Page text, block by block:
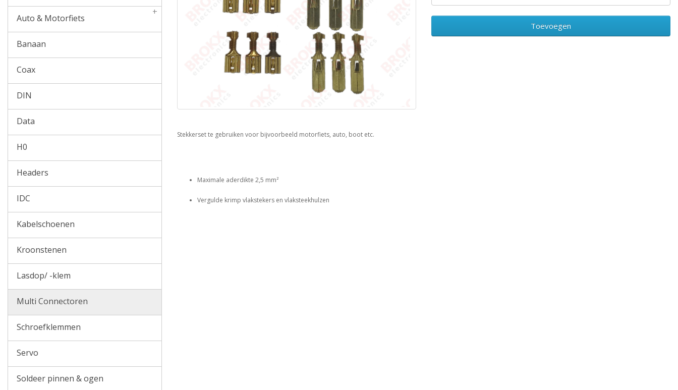
Auto & Motorfiets
+
Banaan
Coax
DIN
Data
H0
Headers
IDC
Kabelschoenen
Kroonstenen
Lasdop/ -klem
Multi Connectoren
Schroefklemmen
Servo
Soldeer pinnen & ogen
Stekkerset te gebruiken voor bijvoorbeeld motorfiets, auto, boot etc.
Maximale aderdikte 2,5 mm²
Vergulde krimp vlakstekers en vlaksteekhulzen
Toevoegen